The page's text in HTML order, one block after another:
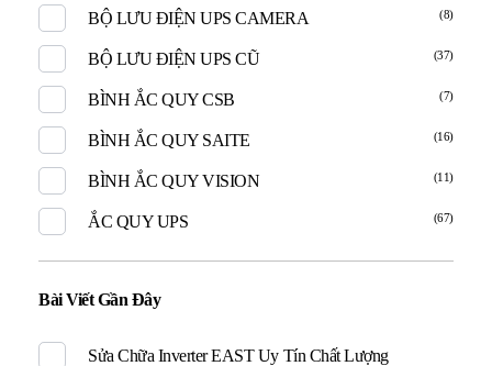
BỘ LƯU ĐIỆN UPS CAMERA (8)
BỘ LƯU ĐIỆN UPS CŨ (37)
BÌNH ẮC QUY CSB (7)
BÌNH ẮC QUY SAITE (16)
BÌNH ẮC QUY VISION (11)
ẮC QUY UPS (67)
Bài Viết Gần Đây
Sửa Chữa Inverter EAST Uy Tín Chất Lượng